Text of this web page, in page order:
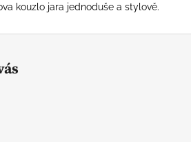
kouzlo jara jednoduše a stylově.